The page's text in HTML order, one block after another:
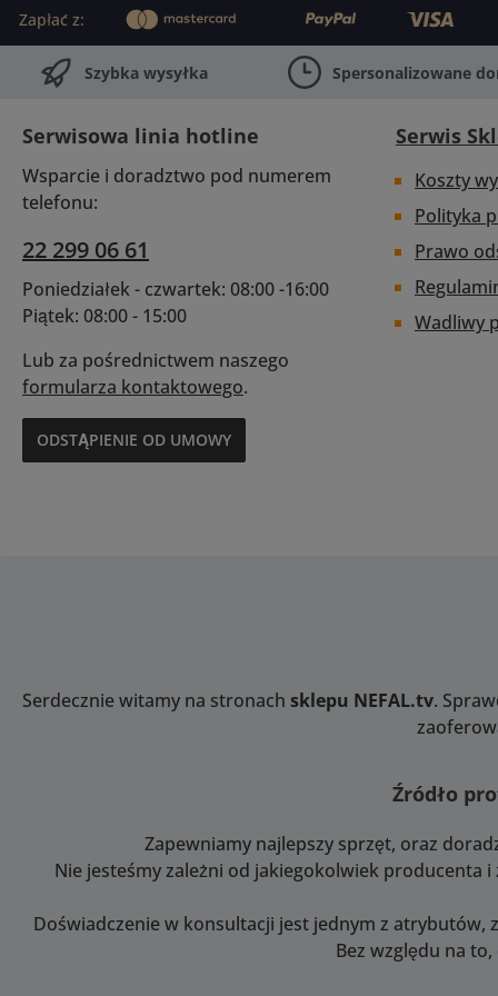
osobno) do regulowanego
systemu bateryjnego.
Waga 234 gWymiary 142.4
mm x 90.8 mm x 21.3 mm
Zapłać z:
Szybka wysyłka Spersonalizowane
Serwisowa linia hotline
Wsparcie i doradztwo pod numerem
telefonu:
22 299 06 61
Poniedziałek - czwartek: 08:00 -16:00
Piątek: 08:00 - 15:00
Lub za pośrednictwem naszego
formularza kontaktowego.
ODSTĄPIENIE OD UMOWY
Serwis
Koszty
Polityka
Prawo
Wadliwy
Serdecznie witamy na stronach sklepu NEFAL.tv.
Źródło
Zapewniamy najlepszy sprzęt, oraz
Nie jesteśmy zależni od jakiegokolwiek producenta
Doświadczenie w konsultacji jest jednym z atrybutów,
Bez względu na